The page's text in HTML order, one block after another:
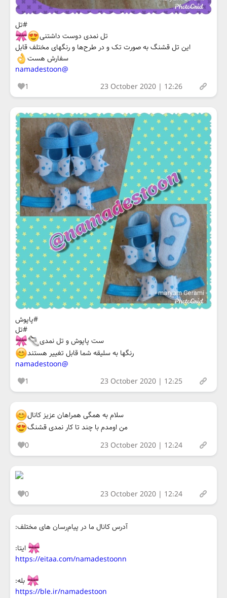
#تل
تل نمدی دوست داشتنی
این تل قشنگ به صورت تک و در طرح‌ها و رنگهای مختلف قابل
سفارش هست
@namadestoon
1
23 October 2020 | 12:26
#پاپوش
#تل
ست پاپوش و تل نمدی
رنگها به سلیقه شما قابل تغییر هستند
@namadestoon
1
23 October 2020 | 12:25
سلام به همگی همراهان عزیز کانال
من اومدم با چند تا کار نمدی قشنگ
0
23 October 2020 | 12:24
0 23 October 2020 | 12:24
آدرس کانال ما در پیام‌رسان های مختلف:
ایتا:
https://eitaa.com/namadestoonn
بله:
https://ble.ir/namadestoon